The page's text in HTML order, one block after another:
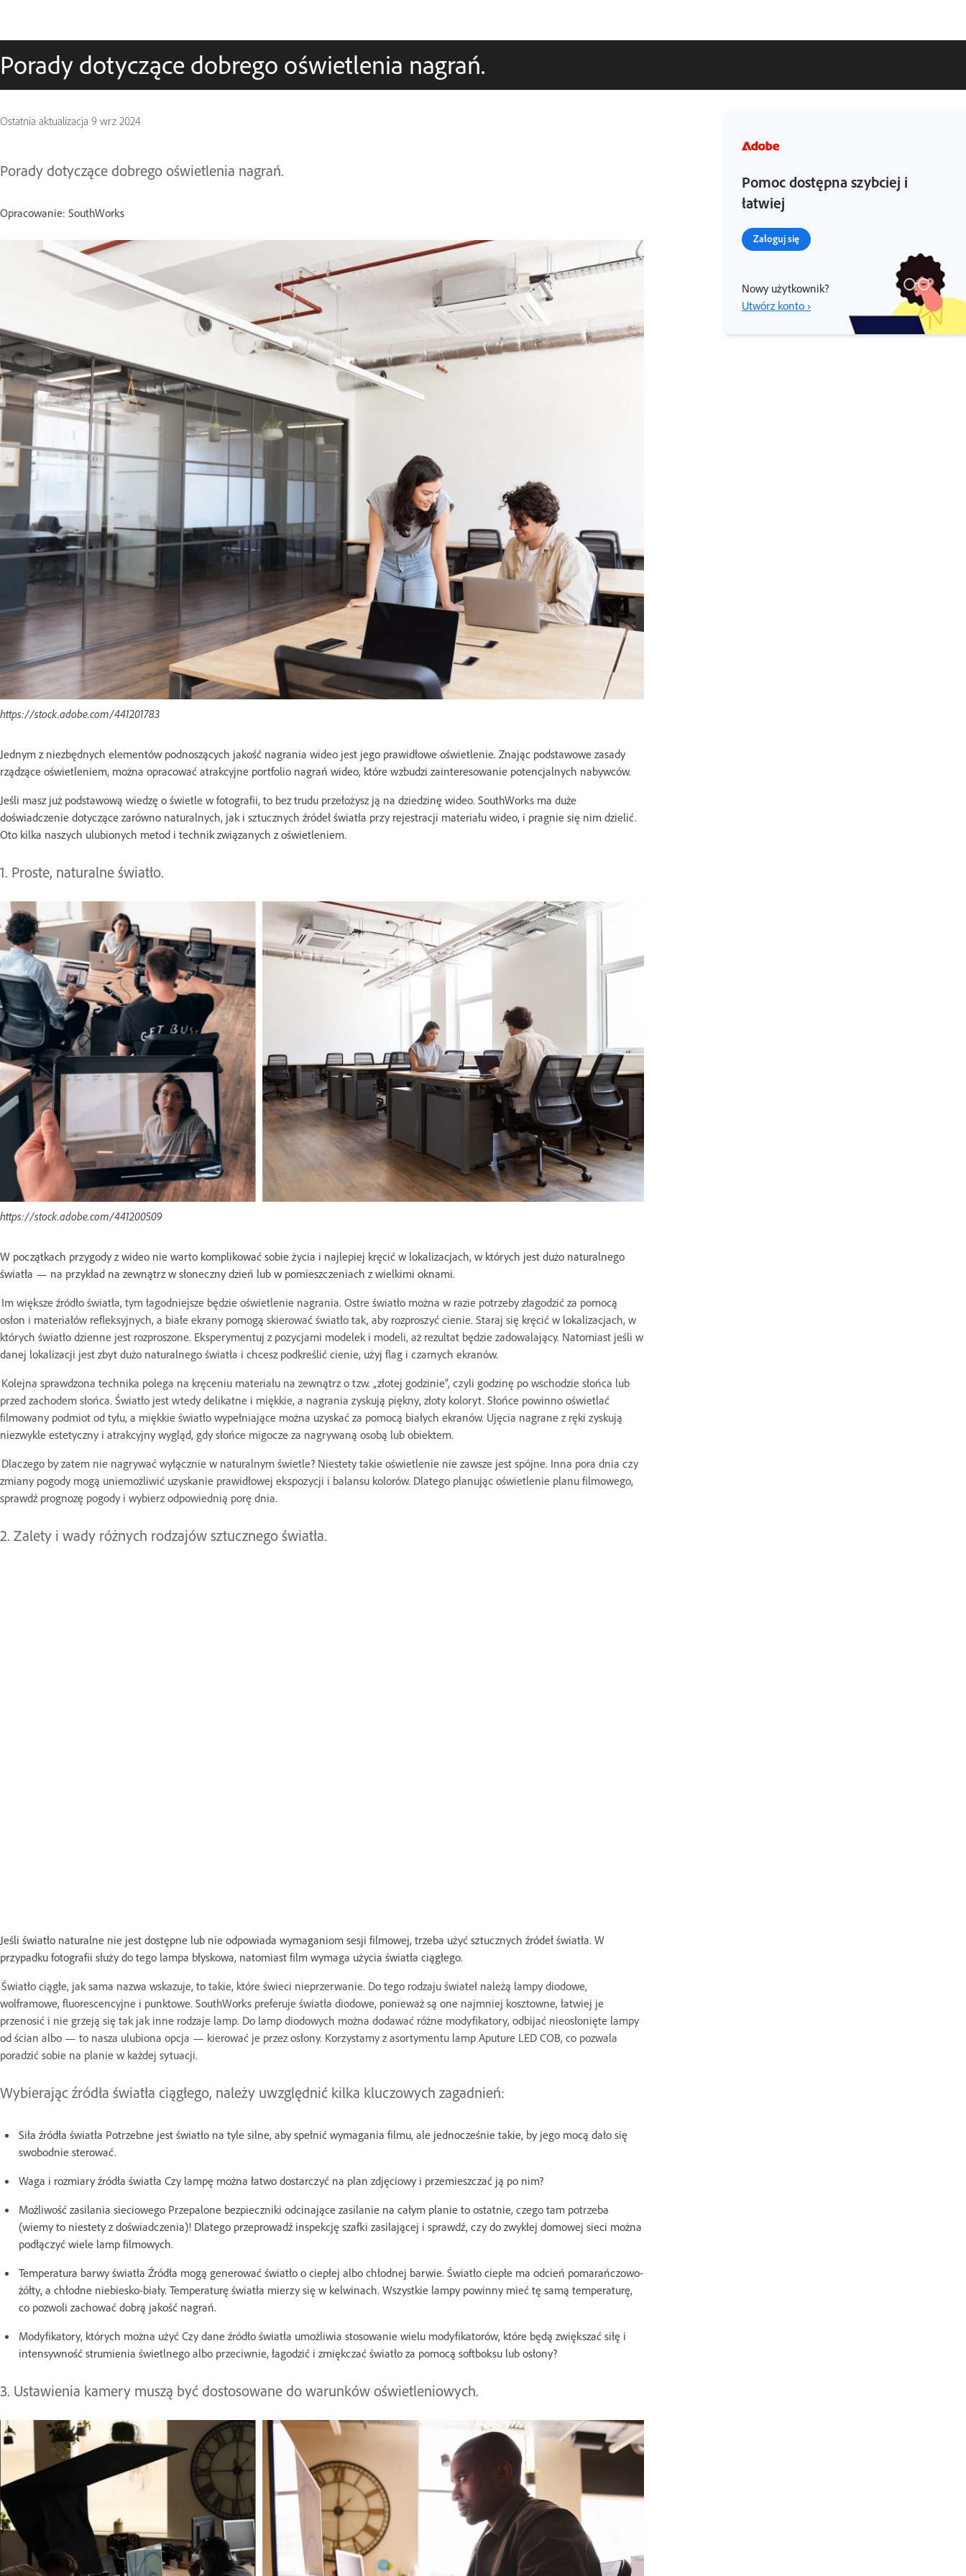
Porady dotyczące dobrego oświetlenia nagrań.
Ostatnia aktualizacja 9 wrz 2024
Porady dotyczące dobrego oświetlenia nagrań.
Opracowanie: SouthWorks
https://stock.adobe.com/441201783
Jednym z niezbędnych elementów podnoszących jakość nagrania wideo jest jego prawidłowe oświetlenie. Znając podstawowe zasady
rządzące oświetleniem, można opracować atrakcyjne portfolio nagrań wideo, które wzbudzi zainteresowanie potencjalnych nabywców.
Jeśli masz już podstawową wiedzę o świetle w fotografii, to bez trudu przełożysz ją na dziedzinę wideo. SouthWorks ma duże
doświadczenie dotyczące zarówno naturalnych, jak i sztucznych źródeł światła przy rejestracji materiału wideo, i pragnie się nim dzielić.
Oto kilka naszych ulubionych metod i technik związanych z oświetleniem.
1. Proste, naturalne światło.
https://stock.adobe.com/441200509
W początkach przygody z wideo nie warto komplikować sobie życia i najlepiej kręcić w lokalizacjach, w których jest dużo naturalnego
światła — na przykład na zewnątrz w słoneczny dzień lub w pomieszczeniach z wielkimi oknami.
Im większe źródło światła, tym łagodniejsze będzie oświetlenie nagrania. Ostre światło można w razie potrzeby złagodzić za pomocą
osłon i materiałów refleksyjnych, a białe ekrany pomogą skierować światło tak, aby rozproszyć cienie. Staraj się kręcić w lokalizacjach, w
których światło dzienne jest rozproszone. Eksperymentuj z pozycjami modelek i modeli, aż rezultat będzie zadowalający. Natomiast jeśli w
danej lokalizacji jest zbyt dużo naturalnego światła i chcesz podkreślić cienie, użyj flag i czarnych ekranów.
Kolejna sprawdzona technika polega na kręceniu materiału na zewnątrz o tzw. „złotej godzinie”, czyli godzinę po wschodzie słońca lub
przed zachodem słońca. Światło jest wtedy delikatne i miękkie, a nagrania zyskują piękny, złoty koloryt. Słońce powinno oświetlać
filmowany podmiot od tyłu, a miękkie światło wypełniające można uzyskać za pomocą białych ekranów. Ujęcia nagrane z ręki zyskują
niezwykle estetyczny i atrakcyjny wygląd, gdy słońce migocze za nagrywaną osobą lub obiektem.
Dlaczego by zatem nie nagrywać wyłącznie w naturalnym świetle? Niestety takie oświetlenie nie zawsze jest spójne. Inna pora dnia czy
zmiany pogody mogą uniemożliwić uzyskanie prawidłowej ekspozycji i balansu kolorów. Dlatego planując oświetlenie planu filmowego,
sprawdź prognozę pogody i wybierz odpowiednią porę dnia.
2. Zalety i wady różnych rodzajów sztucznego światła.
Jeśli światło naturalne nie jest dostępne lub nie odpowiada wymaganiom sesji filmowej, trzeba użyć sztucznych źródeł światła. W
przypadku fotografii służy do tego lampa błyskowa, natomiast film wymaga użycia światła ciągłego.
Światło ciągłe, jak sama nazwa wskazuje, to takie, które świeci nieprzerwanie. Do tego rodzaju świateł należą lampy diodowe,
wolframowe, fluorescencyjne i punktowe. SouthWorks preferuje światła diodowe, ponieważ są one najmniej kosztowne, łatwiej je
przenosić i nie grzeją się tak jak inne rodzaje lamp. Do lamp diodowych można dodawać różne modyfikatory, odbijać nieosłonięte lampy
od ścian albo — to nasza ulubiona opcja — kierować je przez osłony. Korzystamy z asortymentu lamp Aputure LED COB, co pozwala
poradzić sobie na planie w każdej sytuacji.
Wybierając źródła światła ciągłego, należy uwzględnić kilka kluczowych zagadnień:
Siła źródła światła Potrzebne jest światło na tyle silne, aby spełnić wymagania filmu, ale jednocześnie takie, by jego mocą dało się
swobodnie sterować.
Waga i rozmiary źródła światła Czy lampę można łatwo dostarczyć na plan zdjęciowy i przemieszczać ją po nim?
Możliwość zasilania sieciowego Przepalone bezpieczniki odcinające zasilanie na całym planie to ostatnie, czego tam potrzeba
(wiemy to niestety z doświadczenia)! Dlatego przeprowadź inspekcję szafki zasilającej i sprawdź, czy do zwykłej domowej sieci można
podłączyć wiele lamp filmowych.
Temperatura barwy światła Źródła mogą generować światło o ciepłej albo chłodnej barwie. Światło ciepłe ma odcień pomarańczowo-
żółty, a chłodne niebiesko-biały. Temperaturę światła mierzy się w kelwinach. Wszystkie lampy powinny mieć tę samą temperaturę,
co pozwoli zachować dobrą jakość nagrań.
Modyfikatory, których można użyć Czy dane źródło światła umożliwia stosowanie wielu modyfikatorów, które będą zwiększać siłę i
intensywność strumienia świetlnego albo przeciwnie, łagodzić i zmiękczać światło za pomocą softboksu lub osłony?
3. Ustawienia kamery muszą być dostosowane do warunków oświetleniowych.
Pomoc dostępna szybciej i
łatwiej
Zaloguj się
Nowy użytkownik?
Utwórz konto ›